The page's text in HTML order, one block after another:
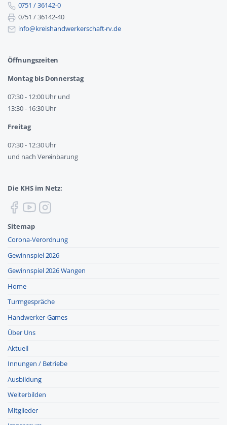
0751 / 36142-0
0751 / 36142-40
info@kreishandwerkerschaft-rv.de
Öffnungszeiten
Montag bis Donnerstag
07:30 - 12:00 Uhr und
13:30 - 16:30 Uhr
Freitag
07:30 - 12:30 Uhr
und nach Vereinbarung
Die KHS im Netz:
Sitemap
Corona-Verordnung
Gewinnspiel 2026
Gewinnspiel 2026 Wangen
Home
Turmgespräche
Handwerker-Games
Über Uns
Aktuell
Innungen / Betriebe
Ausbildung
Weiterbilden
Mitglieder